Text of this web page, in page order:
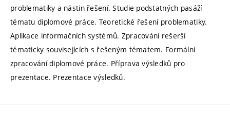
problematiky a nástin řešení. Studie podstatných pasáží
tématu diplomové práce. Teoretické řešení problematiky.
Aplikace informačních systémů. Zpracování rešerší
tématicky souvisejících s řešeným tématem. Formální
zpracování diplomové práce. Příprava výsledků pro
prezentace. Prezentace výsledků.